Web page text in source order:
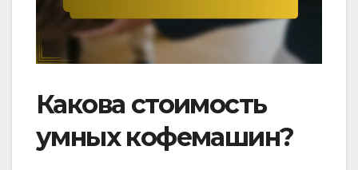
Какова стоимость
умных кофемашин?